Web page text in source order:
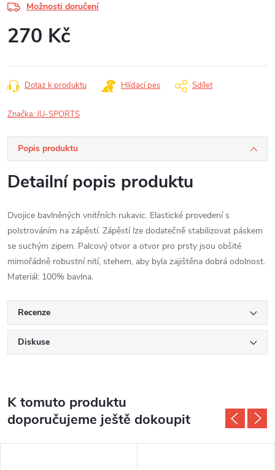
Možnosti doručení
270 Kč
cena:
Dotaz k produktu Hlídací pes Sdílet
Značka:JU-SPORTS
Popis produktu
Detailní popis produktu
Dvojice bavlněných vnitřních rukavic. Elastické provedení s
polstrováním na zápěstí. Zápěstí lze dodatečně stabilizovat páskem
se suchým zipem. Palcový otvor a otvor pro prsty jsou obšité
mimořádně robustní nití, stehem, aby byla zajištěna dobrá odolnost.
Materiál: 100% bavlna.
Recenze
Diskuse
K tomuto produktu
doporučujeme ještě dokoupit